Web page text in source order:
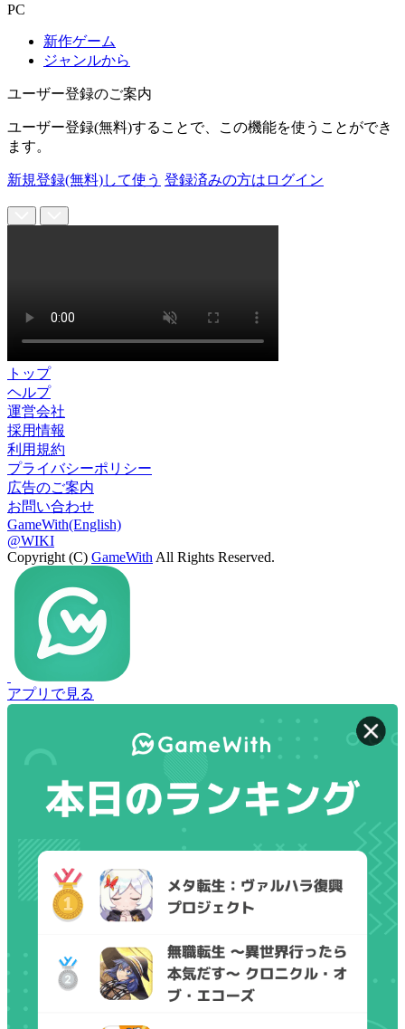
PC
新作ゲーム
ジャンルから
ユーザー登録のご案内
ユーザー登録(無料)することで、この機能を使うことができ
ます。
新規登録(無料)して使う 登録済みの方はログイン
トップ
ヘルプ
運営会社
採用情報
利用規約
プライバシーポリシー
広告のご案内
お問い合わせ
GameWith(English)
@WIKI
Copyright (C) GameWith All Rights Reserved.
アプリで見る